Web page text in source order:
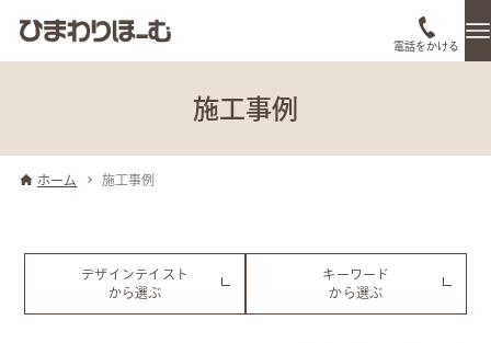
電話をかける
施工事例
ホーム 施工事例
デザインテイスト
から選ぶ
キーワード
から選ぶ